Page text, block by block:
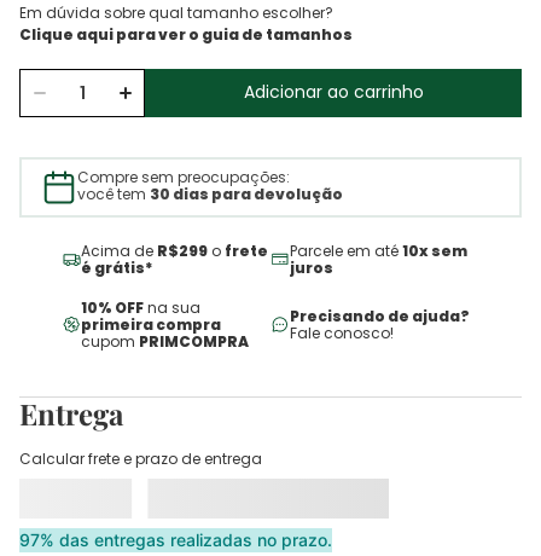
Em dúvida sobre qual tamanho escolher?
Adicionar ao carrinho
Compre sem preocupações:
você tem 30 dias para devolução
Acima de R$299 o frete
é grátis*
Parcele em até10x sem
juros
10% OFFna sua
primeira compra
cupom PRIMCOMPRA
Precisando de ajuda?
Fale conosco!
Entrega
Calcular frete e prazo de entrega
97% das entregas realizadas no prazo.